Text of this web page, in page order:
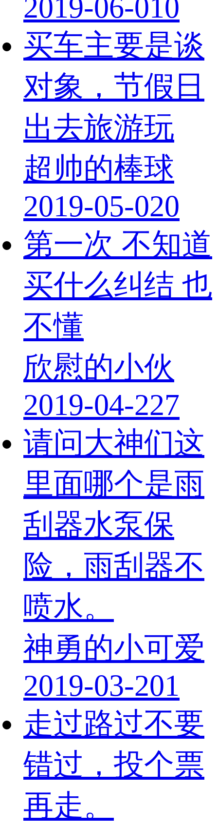
2019-06-010
买车主要是谈
对象，节假日
出去旅游玩
超帅的棒球
2019-05-020
第一次 不知道
买什么纠结 也
不懂
欣慰的小伙
2019-04-227
请问大神们这
里面哪个是雨
刮器水泵保
险，雨刮器不
喷水。
神勇的小可爱
2019-03-201
走过路过不要
错过，投个票
再走。